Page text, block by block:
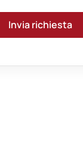
Invia richiesta